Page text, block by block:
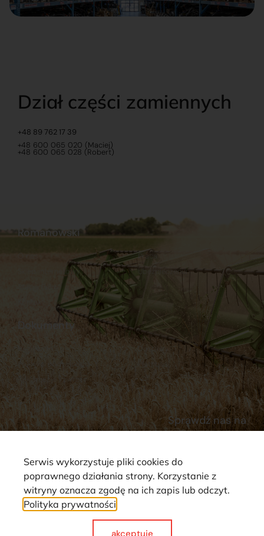
Dział części zamiennych
+48 89 762 17 39
+48 600 065 020 (Maciej)
+48 600 065 028 (Robert)
Dokumenty
Regulamin
Polityka prywatności
Reklamacje i zwroty
Dostawy
Płatności
Romanowski
Sklep internetowy
Praca
Ubezpieczenia
Sprawdź nas na
Strona wykorzystuje pliki cookie. Wszystkie prawa zastrzeżone ©
Serwis wykorzystuje pliki cookies do
poprawnego działania strony. Korzystanie z
witryny oznacza zgodę na ich zapis lub odczyt.
Polityka prywatności
akceptuje